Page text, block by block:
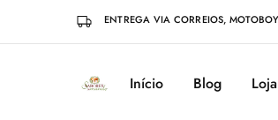
ENTREGA VIA CORREIOS,
Sabores
Sua Início Blog